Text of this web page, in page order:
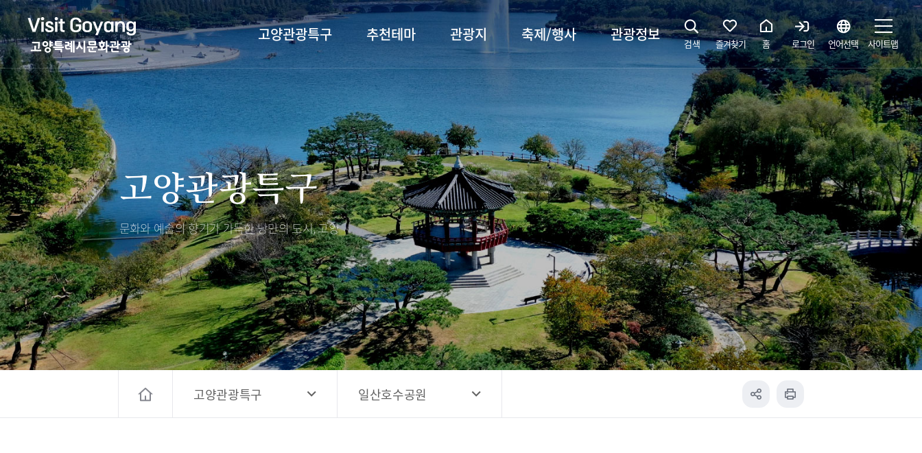
고양관광특구 추천테마
관광특화거리
TV속 고양 나들이
야경 나들이
자전거 나들이
도보관광 나들이
DMZ평화의길
행주산성
서오릉/서삼릉
전시관/박물관
장항습지
누리길
벚꽃명소
고양시 예술창작공간 해움
고양시 예술창작공간 새들
관광지 축제/행사
대표축제
축제/행사
행사소개
프로그램 안내
사전신청
자주 묻는 질문
관광정보
고양관광정보센터 소개
층별안내
편의시설
오시는길
대표먹거리
전통시장
템플스테이
숙박 정보
쇼핑 정보
문화관광해설사 예약하기
해설사 공간
고양시관광협의회
고양컨벤션뷰로
경기관광
대한민국 구석구석
공지사항
홍보영상
전자관광지도 다도라
관광안내홍보물
검색 즐겨찾기 홈 로그인 언어선택 사이트맵
고양관광특구
문화와 예술의 향기가 가득한낭만의 도시, 고양
고양관광특구 일산호수공원